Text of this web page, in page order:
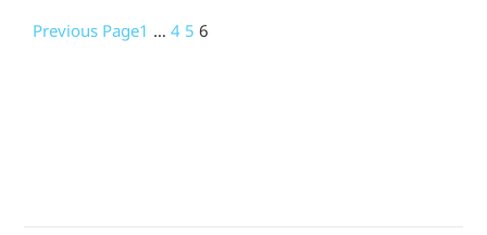
Previous Page1 … 4 5 6